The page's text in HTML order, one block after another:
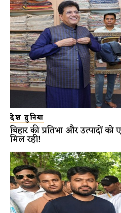
देश दुनिया
बिहार की प्रतिभा और उत्पादों
मिल रही!